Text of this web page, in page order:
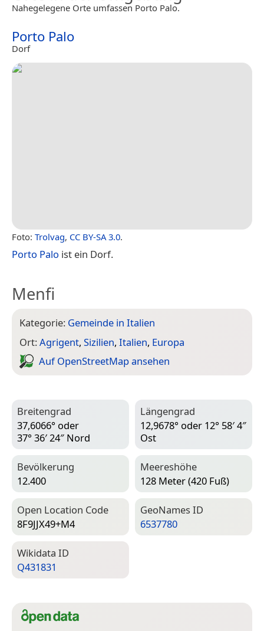
Nahegelegene Orte umfassen Porto Palo.
Porto Palo
Dorf
Foto: Trolvag, CC BY-SA 3.0.
Porto Palo ist ein Dorf.
Menfi
Kategorie: Gemeinde in Italien
Ort:Agrigent, Sizilien, Italien, Europa
Auf Open­Street­Map ansehen
Breitengrad
37,6066° oder
37° 36′ 24″ Nord
Längengrad
12,9678° oder 12° 58′ 4″
Ost
Bevölkerung
12.400
Meereshöhe
128 Meter (420 Fuß)
Open Location Code
8F9JJX49+M4
Geo­Names ID
6537780
Wiki­data ID
Q431831